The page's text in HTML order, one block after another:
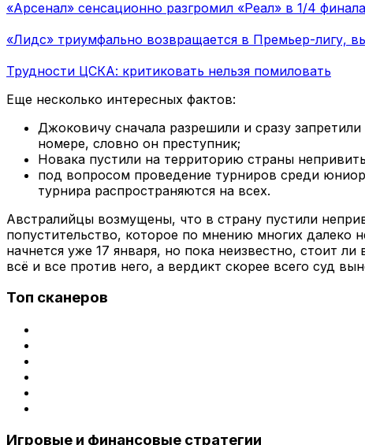
«Арсенал» сенсационно разгромил «Реал» в 1/4
«Лидс» триумфально возвращается в Премьер-лигу,
Трудности ЦСКА: критиковать нельзя помиловать
Еще несколько интересных фактов:
Джоковичу сначала разрешили и сразу
номере, словно он преступник;
Новака пустили на территорию страны
под вопросом проведение турниров среди
турнира распространяются на всех.
Австралийцы возмущены, что в страну пустили
попустительство, которое по мнению многих далеко
начнется уже 17 января, но пока неизвестно, стоит
всё и все против него, а вердикт скорее всего суд
Топ сканеров
Игровые и финансовые стратегии